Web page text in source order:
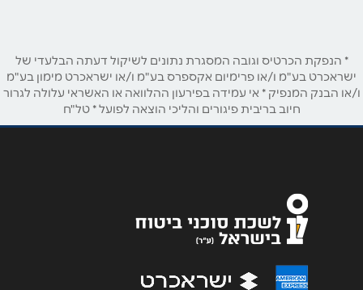
אימייל*
* הנפקת הכרטיס וגובה המסגרת נתונים לשיקול דעתה הבלעדי של
ישראכרט בע"מ ו/או פרימיום אקספרס בע"מ ו/או ישראכרט מימון בע"מ
ו/או הבנק המנפיק * אי עמידה בפירעון ההלוואה או האשראי עלולה לגרור
חיוב בריבית פיגורים והליכי הוצאה לפועל * טל"ח